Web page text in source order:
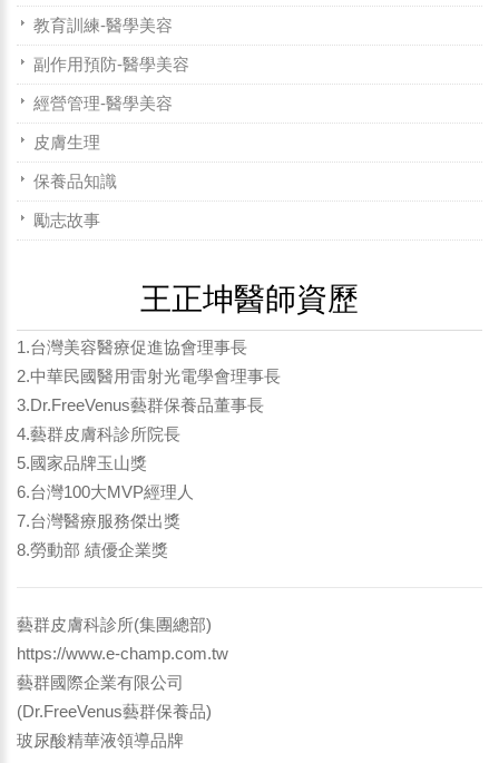
教育訓練-醫學美容
副作用預防-醫學美容
經營管理-醫學美容
皮膚生理
保養品知識
勵志故事
王正坤醫師資歷
1.台灣美容醫療促進協會理事長
2.中華民國醫用雷射光電學會理事長
3.Dr.FreeVenus藝群保養品董事長
4.藝群皮膚科診所院長
5.國家品牌玉山獎
6.台灣100大MVP經理人
7.台灣醫療服務傑出獎
8.勞動部 績優企業獎
藝群皮膚科診所(集團總部)
https://www.e-champ.com.tw
藝群國際企業有限公司
(Dr.FreeVenus藝群保養品)
玻尿酸精華液領導品牌